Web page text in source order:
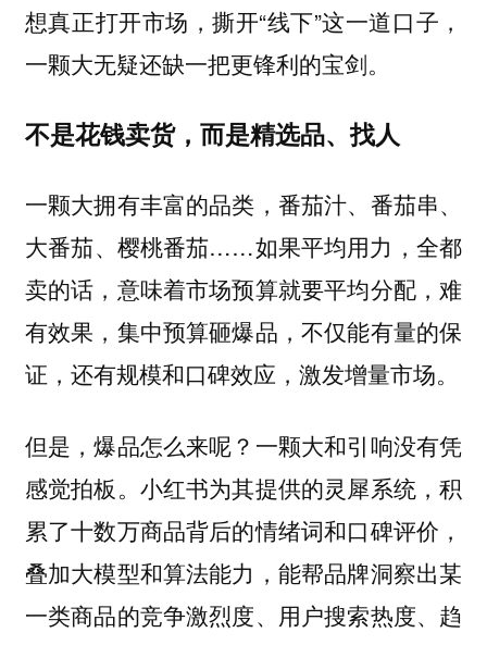
想真正打开市场，撕开“线下”这一道口子，
一颗大无疑还缺一把更锋利的宝剑。
不是花钱卖货，而是精选品、找人
一颗大拥有丰富的品类，番茄汁、番茄串、
大番茄、樱桃番茄……如果平均用力，全都
卖的话，意味着市场预算就要平均分配，难
有效果，集中预算砸爆品，不仅能有量的保
证，还有规模和口碑效应，激发增量市场。
但是，爆品怎么来呢？一颗大和引响没有凭
感觉拍板。小红书为其提供的灵犀系统，积
累了十数万商品背后的情绪词和口碑评价，
叠加大模型和算法能力，能帮品牌洞察出某
一类商品的竞争激烈度、用户搜索热度、趋